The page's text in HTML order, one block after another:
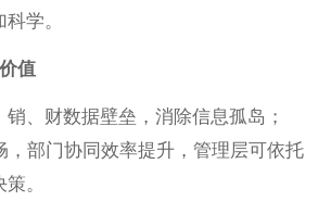
学。
值
、财数据壁垒，消除信息孤岛；
，部门协同效率提升，管理层可依托
。